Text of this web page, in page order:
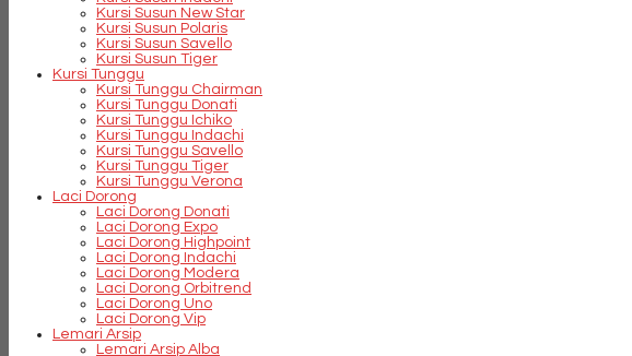
Kursi Susun New Star
Kursi Susun Polaris
Kursi Susun Savello
Kursi Susun Tiger
Kursi Tunggu
Kursi Tunggu Chairman
Kursi Tunggu Donati
Kursi Tunggu Ichiko
Kursi Tunggu Indachi
Kursi Tunggu Savello
Kursi Tunggu Tiger
Kursi Tunggu Verona
Laci Dorong
Laci Dorong Donati
Laci Dorong Expo
Laci Dorong Highpoint
Laci Dorong Indachi
Laci Dorong Modera
Laci Dorong Orbitrend
Laci Dorong Uno
Laci Dorong Vip
Lemari Arsip
Lemari Arsip Alba